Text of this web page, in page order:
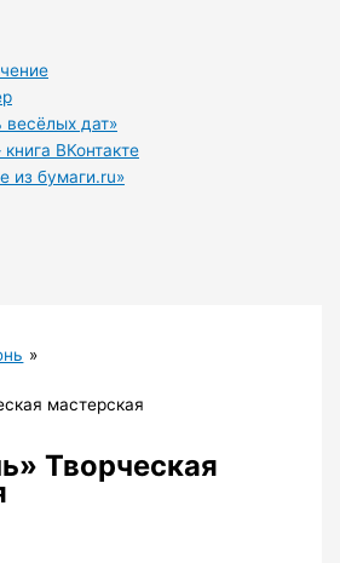
весёлых дат»
ВКонтакте
из бумаги.ru»
мастерская
Творческая